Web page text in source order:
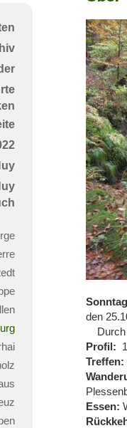
zur
Sonntag
den
Durch
Profil:
Treffen:
Essen: